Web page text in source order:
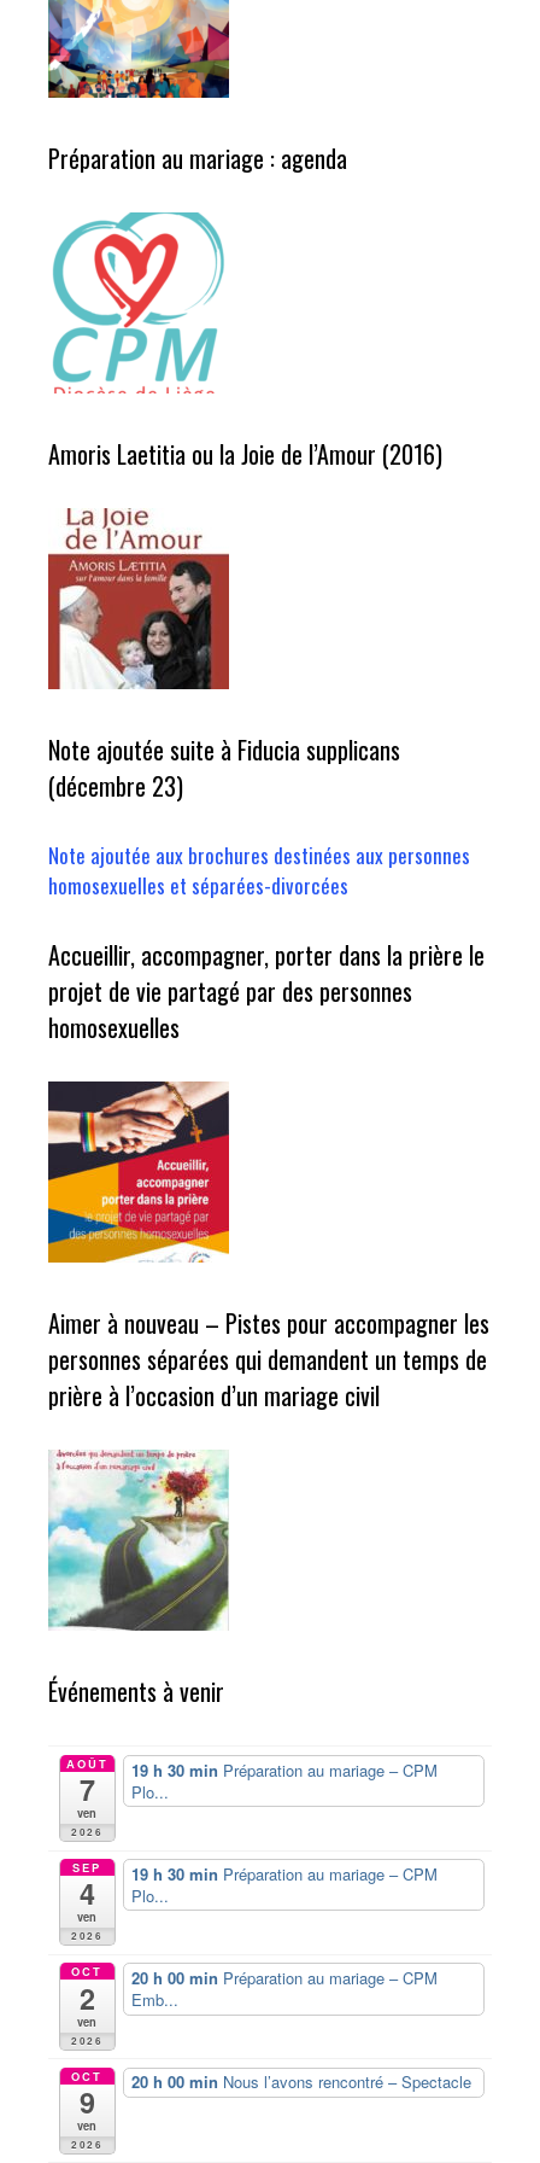
Préparation au mariage : agenda
Amoris Laetitia ou la Joie de l’Amour (2016)
Note ajoutée suite à Fiducia supplicans
(décembre 23)
Note ajoutée aux brochures destinées aux personnes
homosexuelles et séparées-divorcées
Accueillir, accompagner, porter dans la prière le
projet de vie partagé par des personnes
homosexuelles
Aimer à nouveau – Pistes pour accompagner les
personnes séparées qui demandent un temps de
prière à l’occasion d’un mariage civil
Événements à venir
AOÛT
7
ven
2026
19 h 30 min Préparation au mariage – CPM
Plo...
SEP
4
ven
2026
19 h 30 min Préparation au mariage – CPM
Plo...
OCT
2
ven
2026
20 h 00 min Préparation au mariage – CPM
Emb...
OCT
9
ven
2026
20 h 00 min Nous l’avons rencontré – Spectacle